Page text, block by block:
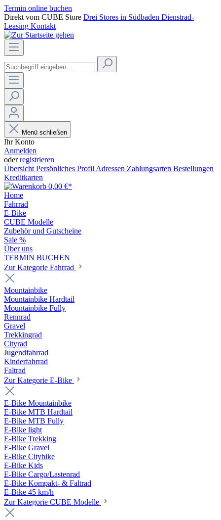
Termin online buchen
Direkt vom CUBE Store Drei Stores in Südbaden Dienstrad-
Leasing Kontakt
Menü schließen
Ihr Konto
Anmelden
oderregistrieren
Übersicht Persönliches Profil Adressen Zahlungsarten Bestellungen
Kreditkarten
0,00 €*
Home
Fahrrad
E-Bike
CUBE Modelle
Zubehör und Gutscheine
Sale %
Über uns
TERMIN BUCHEN
Zur Kategorie Fahrrad
Mountainbike
Mountainbike Hardtail
Mountainbike Fully
Rennrad
Gravel
Trekkingrad
Cityrad
Jugendfahrrad
Kinderfahrrad
Faltrad
Zur Kategorie E-Bike
E-Bike Mountainbike
E-Bike MTB Hardtail
E-Bike MTB Fully
E-Bike light
E-Bike Trekking
E-Bike Gravel
E-Bike Citybike
E-Bike Kids
E-Bike Cargo/Lastenrad
E-Bike Kompakt- & Faltrad
E-Bike 45 km/h
Zur Kategorie CUBE Modelle